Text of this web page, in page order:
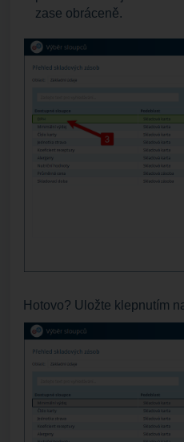
zase obráceně.
Hotovo? Uložte klepnutím